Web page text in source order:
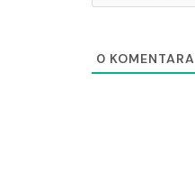
0 KOMENTARA